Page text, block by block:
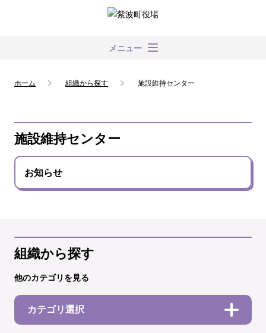
メニュー
ホーム 組織から探す 施設維持センター
施設維持センター
お知らせ
組織から探す
他のカテゴリを見る
カテゴリ選択